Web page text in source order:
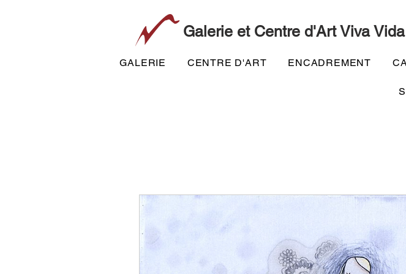
Galerie et Centre d'Art Viva Vida
GALERIE CENTRE D'ART ENCADREMENT